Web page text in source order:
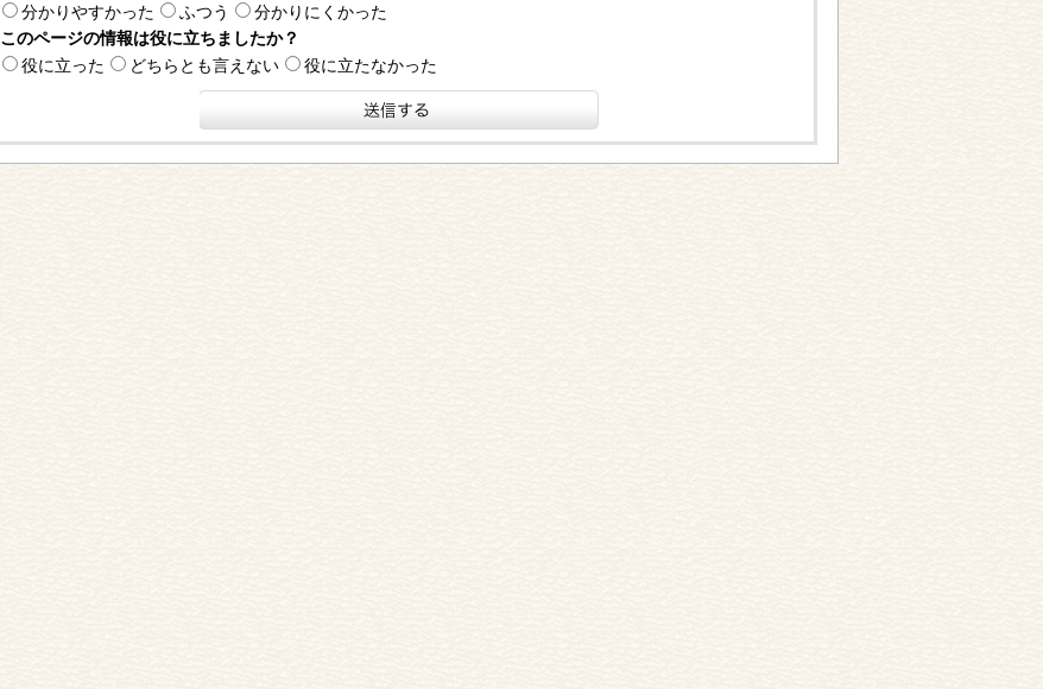
分かりやすかった
ふつう
分かりにくかった
このページの情報は役に立ちましたか？
役に立った
どちらとも言えない 役に立たなかった